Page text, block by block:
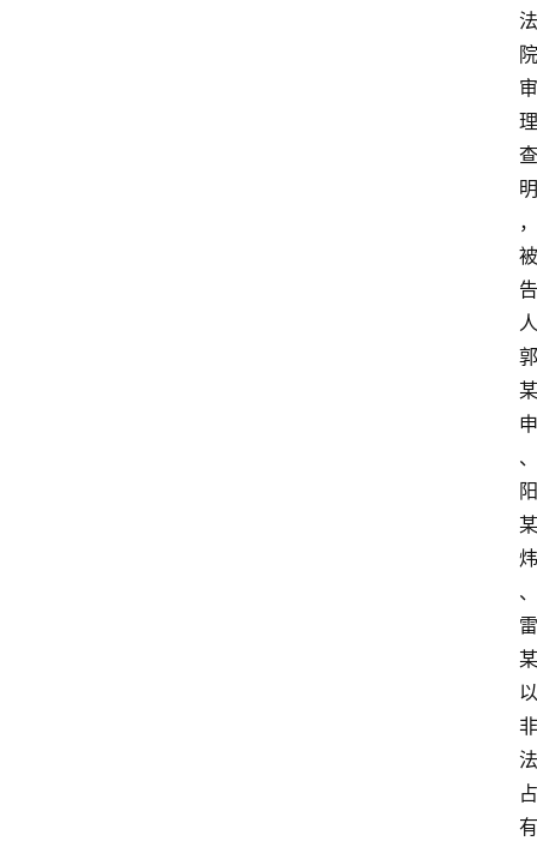
法
院
审
理
查
明
，
被
告
人
郭
某
申
、
阳
某
炜
、
雷
某
以
非
法
占
有